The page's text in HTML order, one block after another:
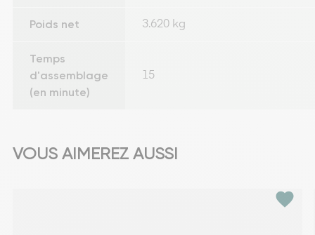
Poids net 3.620 kg
Temps
d'assemblage
(en minute)
15
VOUS AIMEREZ AUSSI
favorite